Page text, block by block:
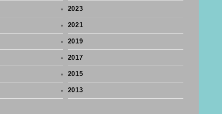
2023
2021
2019
2017
2015
2013